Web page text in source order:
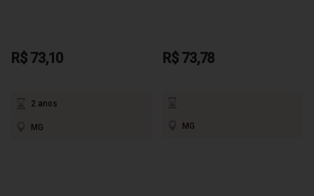
R$ 73,10
2 anos
MG
R$ 73,78
MG